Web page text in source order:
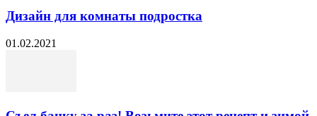
Дизайн для комнаты подростка
01.02.2021